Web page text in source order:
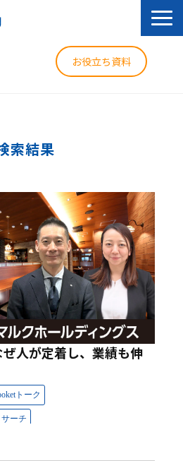
お役立ち資料
索結果
人が定着し、業績も伸